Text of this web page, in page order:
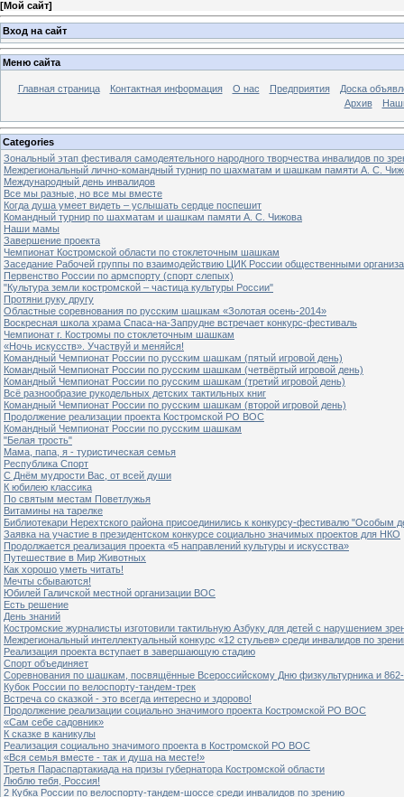
[Мой сайт]
Вход на сайт
Меню сайта
Главная страница Контактная информация О нас Предприятия
Доска
Архив
Categories
Зональный этап фестиваля самодеятельного народного творчества инвалидов по
Межрегиональный лично-командный турнир по шахматам и шашкам памяти А. С.
Международный день инвалидов
Все мы разные, но все мы вместе
Когда душа умеет видеть – услышать сердце поспешит
Командный турнир по шахматам и шашкам памяти А. С. Чижова
Наши мамы
Завершение проекта
Чемпионат Костромской области по стоклеточным шашкам
Заседание Рабочей группы по взаимодействию ЦИК России общественными
Первенство России по армспорту (спорт слепых)
"Культура земли костромской – частица культуры России"
Протяни руку другу
Областные соревнования по русским шашкам «Золотая осень-2014»
Воскресная школа храма Спаса-на-Запрудне встречает конкурс-фестиваль
Чемпионат г. Костромы по стоклеточным шашкам
«Ночь искусств». Участвуй и меняйся!
Командный Чемпионат России по русским шашкам (пятый игровой день)
Командный Чемпионат России по русским шашкам (четвёртый игровой день)
Командный Чемпионат России по русским шашкам (третий игровой день)
Всё разнообразие рукодельных детских тактильных книг
Командный Чемпионат России по русским шашкам (второй игровой день)
Продолжение реализации проекта Костромской РО ВОС
Командный Чемпионат России по русским шашкам
"Белая трость"
Мама, папа, я - туристическая семья
Республика Спорт
С Днём мудрости Вас, от всей души
К юбилею классика
По святым местам Поветлужья
Витамины на тарелке
Библиотекари Нерехтского района присоединились к конкурсу-фестивалю "Особым
Заявка на участие в президентском конкурсе социально значимых проектов для НКО
Продолжается реализация проекта «5 направлений культуры и искусства»
Путешествие в Мир Животных
Как хорошо уметь читать!
Мечты сбываются!
Юбилей Галичской местной организации ВОС
Есть решение
День знаний
Костромские журналисты изготовили тактильную Азбуку для детей с нарушением
Межрегиональный интеллектуальный конкурс «12 стульев» среди инвалидов по
Реализация проекта вступает в завершающую стадию
Спорт объединяет
Соревнования по шашкам, посвящённые Всероссийскому Дню физкультурника и
Кубок России по велоспорту-тандем-трек
Встреча со сказкой - это всегда интересно и здорово!
Продолжение реализации социально значимого проекта Костромской РО ВОС
«Сам себе садовник»
К сказке в каникулы
Реализация социально значимого проекта в Костромской РО ВОС
«Вся семья вместе - так и душа на месте!»
Третья Параспартакиада на призы губернатора Костромской области
Люблю тебя, Россия!
2 Кубка России по велоспорту-тандем-шоссе среди инвалидов по зрению